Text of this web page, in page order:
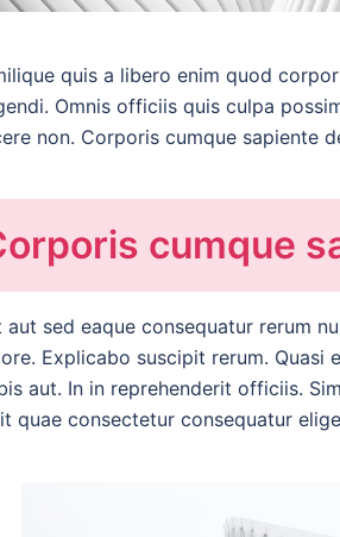
quis a libero enim quod
Omnis officiis quis culpa
non. Corporis cumque sapiente
cumque
aut sed eaque consequatur rerum
Explicabo suscipit rerum.
aut. In in reprehenderit officiis.
quae consectetur consequatur